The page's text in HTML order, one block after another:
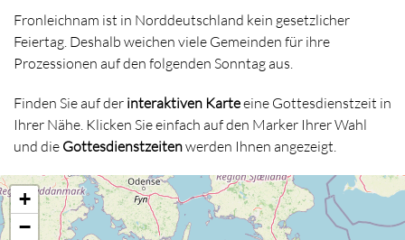
Fronleichnam ist in Norddeutschland kein gesetzlicher
Feiertag. Deshalb weichen viele Gemeinden für ihre
Prozessionen auf den folgenden Sonntag aus.
Finden Sie auf der interaktiven Karteeine Gottesdienstzeit in
Ihrer Nähe. Klicken Sie einfach auf den Marker Ihrer Wahl
und die Gottesdienstzeitenwerden Ihnen angezeigt.